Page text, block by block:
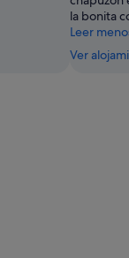
la bonita
Leer
Ver